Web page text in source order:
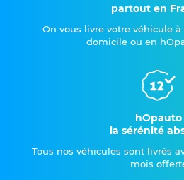
partout en
On vous livre votre véhicule
domicile ou en
hOpauto
la sérénité
Tous nos véhicules sont livrés
mois